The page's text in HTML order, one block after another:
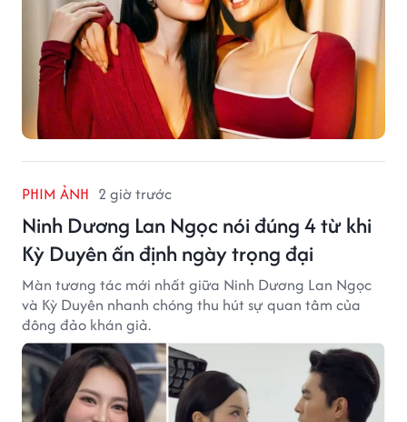
PHIM ẢNH 2 giờ trước
Ninh Dương Lan Ngọc nói đúng 4 từ khi
Kỳ Duyên ấn định ngày trọng đại
Màn tương tác mới nhất giữa Ninh Dương Lan Ngọc
và Kỳ Duyên nhanh chóng thu hút sự quan tâm của
đông đảo khán giả.